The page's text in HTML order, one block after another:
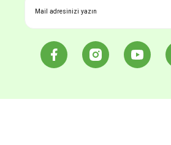
Ürün fiyatı diğer sitelerden daha pahalı.